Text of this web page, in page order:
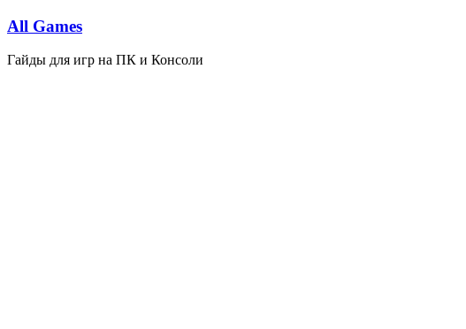
Перейти
содержимому
All Games
Гайды для игр на ПК и Консоли